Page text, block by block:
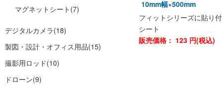
マグネットシート (7)
デジタルカメラ(18)
製図・設計・オフィス用品(15)
撮影用ロッド(10)
ドローン(9)
10mm幅×500mm
フィットシリーズに貼り
シート
販売価格： 123 円(税込)